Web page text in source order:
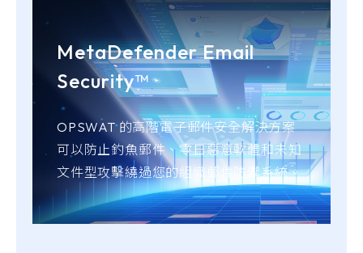
MetaDefender Email
Security™
OPSWAT 的高階電子郵件安全解決方案
可以防止釣魚郵件、零日惡意軟體和未知
文件型攻擊繞過您的組織郵件防禦系統。